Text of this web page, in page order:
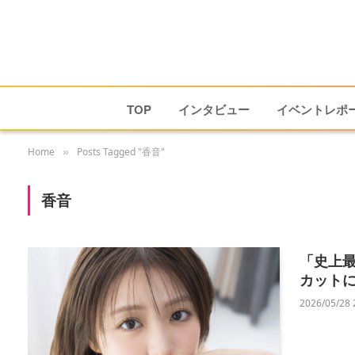
TOP インタビュー イベントレポ
Home » Posts Tagged "香音"
香音
「史上
カット
2026/05/28